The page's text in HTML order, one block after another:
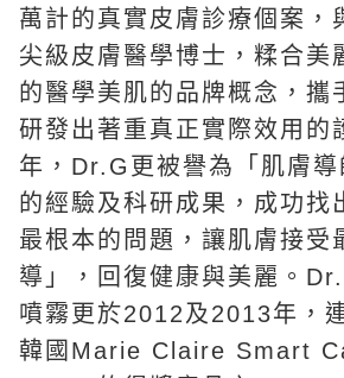
萬計的真實皮膚診療個案，
尖級皮膚醫學博士，糅合美
的醫學美肌的品牌概念，攜
研發出著重真正實際效用的
年，Dr.G更被譽為「肌膚導
的經驗及科研成果，成功找
最根本的問題，讓肌膚接受
導」，回復健康與美麗。
噴霧 更於2012及2013年，
韓國Marie Claire Smart